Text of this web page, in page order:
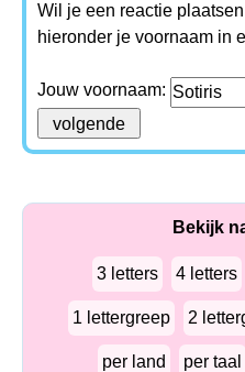
Wil je een reactie
hieronder je voornaam in
Jouw voornaam:
Bekijk
3 letters 4 letters
1 lettergreep 2
per land per taal